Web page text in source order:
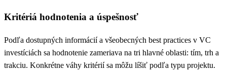
Kritériá hodnotenia a úspešnosť
Podľa dostupných informácií a všeobecných best practices v VC
investíciách sa hodnotenie zameriava na tri hlavné oblasti: tím, trh a
trakciu. Konkrétne váhy kritérií sa môžu líšiť podľa typu projektu.